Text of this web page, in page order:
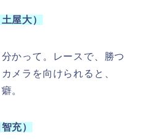
屋大）
かって。レースで、勝つ
メラを向けられると、
。
充）